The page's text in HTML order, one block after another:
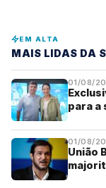
EM ALTA
MAIS LIDAS DA
01/08/
para a
01/08/
União